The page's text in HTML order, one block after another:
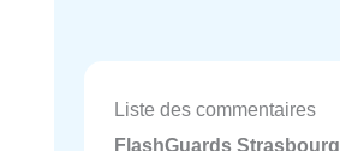
Liste des commentaires
FlashGuards Strasbourg